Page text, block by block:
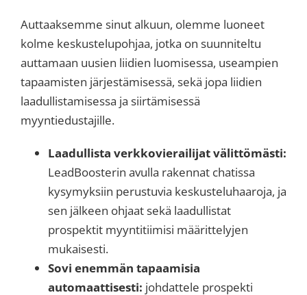
Auttaaksemme sinut alkuun, olemme luoneet
kolme keskustelupohjaa, jotka on suunniteltu
auttamaan uusien liidien luomisessa, useampien
tapaamisten järjestämisessä, sekä jopa liidien
laadullistamisessa ja siirtämisessä
myyntiedustajille.
Laadullista verkkovierailijat välittömästi:
LeadBoosterin avulla rakennat chatissa
kysymyksiin perustuvia keskusteluhaaroja, ja
sen jälkeen ohjaat sekä laadullistat
prospektit myyntitiimisi määrittelyjen
mukaisesti.
Sovi enemmän tapaamisia
automaattisesti: johdattele prospekti